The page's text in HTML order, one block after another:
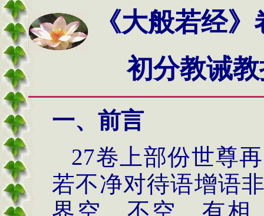
《大般若经》
初分教诫
一、前言
27卷上部份世尊
若不净对待语增语
界空、不空，有相